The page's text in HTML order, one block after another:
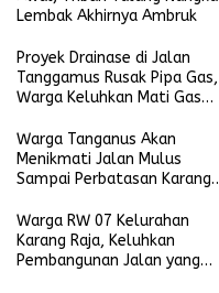
Lembak Akhirnya Ambruk
Proyek Drainase di Jalan
Tanggamus Rusak Pipa Gas,
Warga Keluhkan Mati Gas
Warga Tanganus Akan
Menikmati Jalan Mulus
Sampai Perbatasan Karang
Warga RW 07 Kelurahan
Karang Raja, Keluhkan
Pembangunan Jalan yang